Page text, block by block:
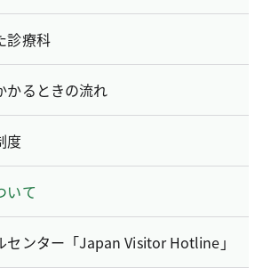
診療科
かるときの流れ
度
いて
センター「Japan Visitor Hotline」